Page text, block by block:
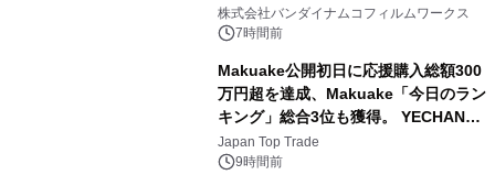
像『UNICORN GUNDAM Statue ―
BEYOND POSSIBILITY ―』を上映！
株式会社バンダイナムコフィルムワークス
7時間前
Makuake公開初日に応援購入総額300
万円超を達成、Makuake「今日のラン
キング」総合3位も獲得。 YECHAN音
浴シンギングボウル第2弾の大型サイ
ズ（XL・2XL・3XL）を先行販売中
Japan Top Trade
9時間前